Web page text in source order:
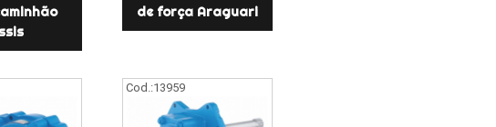
de força Araguari
Cod.:13959